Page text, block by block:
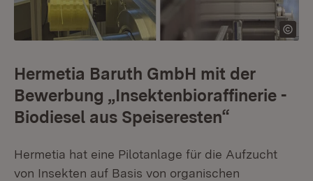
Hermetia Baruth GmbH mit der
Bewerbung „Insektenbioraffinerie -
Biodiesel aus Speiseresten“
Hermetia hat eine Pilotanlage für die Aufzucht
von Insekten auf Basis von organischen